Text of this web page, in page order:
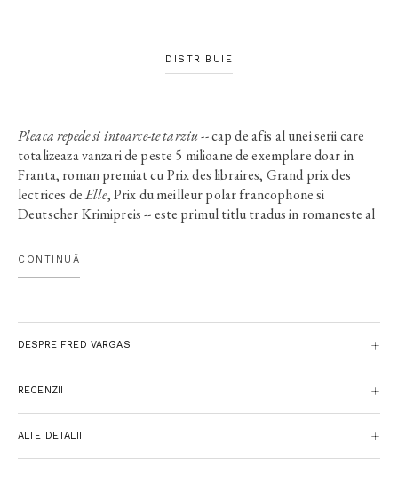
DISTRIBUIE
Pleaca repede si intoarce-te tarziu-- cap de afis al unei serii care
totalizeaza vanzari de peste 5 milioane de exemplare doar in
Franta, roman premiat cu Prix des libraires, Grand prix des
lectrices deElle, Prix du meilleur polar francophone si
Deutscher Krimipreis -- este primul titlu tradus in romaneste al
fost desenat cu grija, noaptea, pe treisprezece usi ale unor
apartamente din arondismentul 18: un 4 inversat, insotit de
reconvertit in crainic local gaseste in cutia lui mesaje ciudate
care prevestesc epidemii si haos. Curand, apare dovada ca
Europa nu s-a schimbat prea mult in ultimii 700 de ani, iar
europenii aproape deloc...
CONTINUĂ
DESPRE FRED VARGAS
RECENZII
ALTE DETALII